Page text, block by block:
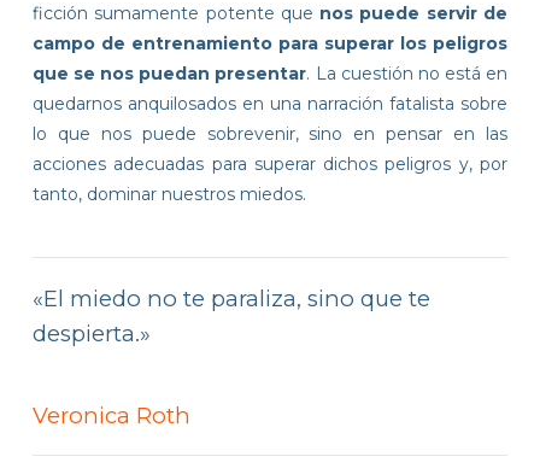
ficción sumamente potente que nos puede servir de
campo de entrenamiento para superar los peligros
que se nos puedan presentar. La cuestión no está en
quedarnos anquilosados en una narración fatalista sobre
lo que nos puede sobrevenir, sino en pensar en las
acciones adecuadas para superar dichos peligros y, por
tanto, dominar nuestros miedos.
«El miedo no te paraliza, sino que te
despierta.»
Veronica Roth